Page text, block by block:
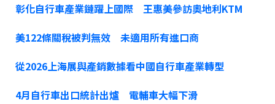
彰化自行車產業鏈躍上國際 王惠美參訪奧地利KTM
美122條關稅被判無效 未適用所有進口商
從2026上海展與產銷數據看中國自行車產業轉型
4月自行車出口統計出爐 電輔車大幅下滑